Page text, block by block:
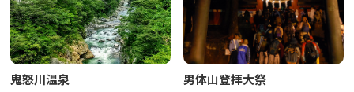
鬼怒川温泉 男体山登拝大祭